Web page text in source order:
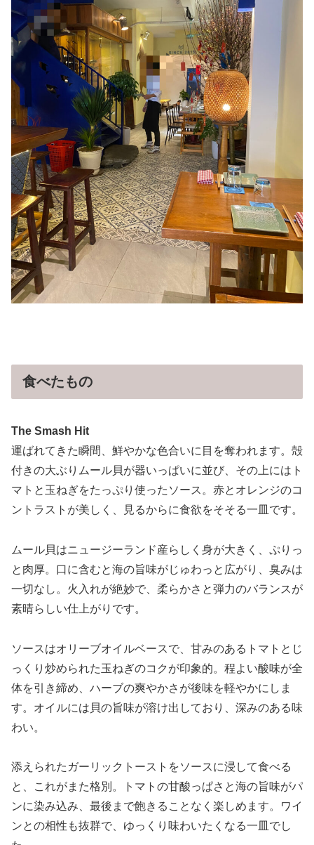
食べたもの
The Smash Hit
運ばれてきた瞬間、鮮やかな色合いに目を奪われます。殻
付きの大ぶりムール貝が器いっぱいに並び、その上にはト
マトと玉ねぎをたっぷり使ったソース。赤とオレンジのコ
ントラストが美しく、見るからに食欲をそそる一皿です。
ムール貝はニュージーランド産らしく身が大きく、ぷりっ
と肉厚。口に含むと海の旨味がじゅわっと広がり、臭みは
一切なし。火入れが絶妙で、柔らかさと弾力のバランスが
素晴らしい仕上がりです。
ソースはオリーブオイルベースで、甘みのあるトマトとじ
っくり炒められた玉ねぎのコクが印象的。程よい酸味が全
体を引き締め、ハーブの爽やかさが後味を軽やかにしま
す。オイルには貝の旨味が溶け出しており、深みのある味
わい。
添えられたガーリックトーストをソースに浸して食べる
と、これがまた格別。トマトの甘酸っぱさと海の旨味がパ
ンに染み込み、最後まで飽きることなく楽しめます。ワイ
ンとの相性も抜群で、ゆっくり味わいたくなる一皿でし